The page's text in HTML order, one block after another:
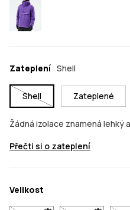
Zateplení Shell
Shell Zateplené
Žádná izolace znamená
Přečti si o zateplení
Velikost